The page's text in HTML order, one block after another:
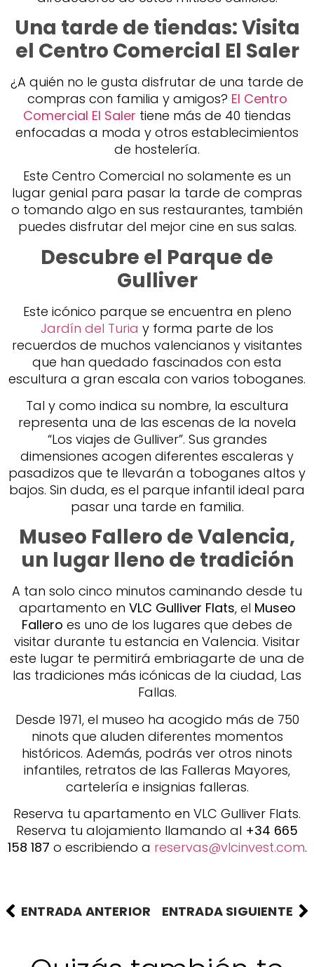
Una tarde de tiendas: Visita
el Centro Comercial El Saler
¿A quién no le gusta disfrutar de una tarde de
compras con familia y amigos? El Centro
Comercial El Saler tiene más de 40 tiendas
enfocadas a moda y otros establecimientos
de hostelería.
Este Centro Comercial no solamente es un
lugar genial para pasar la tarde de compras
o tomando algo en sus restaurantes, también
puedes disfrutar del mejor cine en sus salas.
Descubre el Parque de
Gulliver
Este icónico parque se encuentra en pleno
Jardín del Turia y forma parte de los
recuerdos de muchos valencianos y visitantes
que han quedado fascinados con esta
escultura a gran escala con varios toboganes.
Tal y como indica su nombre, la escultura
representa una de las escenas de la novela
“Los viajes de Gulliver”. Sus grandes
dimensiones acogen diferentes escaleras y
pasadizos que te llevarán a toboganes altos y
bajos. Sin duda, es el parque infantil ideal para
pasar una tarde en familia.
Museo Fallero de Valencia,
un lugar lleno de tradición
A tan solo cinco minutos caminando desde tu
apartamento en VLC Gulliver Flats, el Museo
Fallero es uno de los lugares que debes de
visitar durante tu estancia en Valencia. Visitar
este lugar te permitirá embriagarte de una de
las tradiciones más icónicas de la ciudad, Las
Fallas.
Desde 1971, el museo ha acogido más de 750
ninots que aluden diferentes momentos
históricos. Además, podrás ver otros ninots
infantiles, retratos de las Falleras Mayores,
cartelería e insignias falleras.
Reserva tu apartamento en VLC Gulliver Flats.
Reserva tu alojamiento llamando al +34 665
158 187 o escribiendo a reservas@vlcinvest.com.
ENTRADA ANTERIOR ENTRADA SIGUIENTE